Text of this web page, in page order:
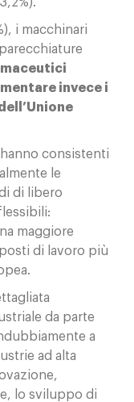
i macchinari
invece i
consistenti
le
di libero
maggiore
di lavoro più
da parte
a
ad alta
lo sviluppo di